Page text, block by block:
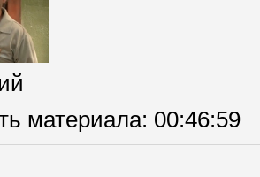
материала: 00:46:59